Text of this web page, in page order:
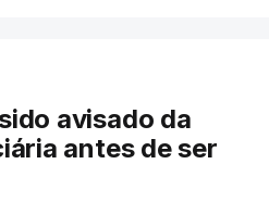
avisado da
antes de ser